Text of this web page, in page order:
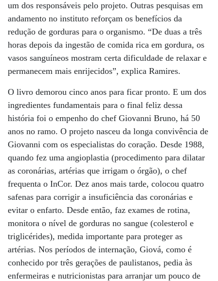
um dos responsáveis pelo projeto. Outras pesquisas em
andamento no instituto reforçam os benefícios da
redução de gorduras para o organismo. “De duas a três
horas depois da ingestão de comida rica em gordura, os
vasos sanguíneos mostram certa dificuldade de relaxar e
permanecem mais enrijecidos”, explica Ramires.
O livro demorou cinco anos para ficar pronto. E um dos
ingredientes fundamentais para o final feliz dessa
história foi o empenho do chef Giovanni Bruno, há 50
anos no ramo. O projeto nasceu da longa convivência de
Giovanni com os especialistas do coração. Desde 1988,
quando fez uma angioplastia (procedimento para dilatar
as coronárias, artérias que irrigam o órgão), o chef
frequenta o InCor. Dez anos mais tarde, colocou quatro
safenas para corrigir a insuficiência das coronárias e
evitar o enfarto. Desde então, faz exames de rotina,
monitora o nível de gorduras no sangue (colesterol e
triglicérides), medida importante para proteger as
artérias. Nos períodos de internação, Giová, como é
conhecido por três gerações de paulistanos, pedia às
enfermeiras e nutricionistas para arranjar um pouco de